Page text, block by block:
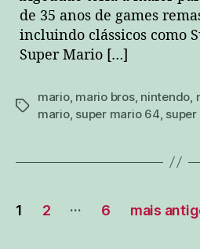
de 35 anos de games
incluindo clássicos como
Super Mario […]
tags
mario, mario bros, nintendo,
mario, super mario 64, super
Paginação
1 2 … 6 mais